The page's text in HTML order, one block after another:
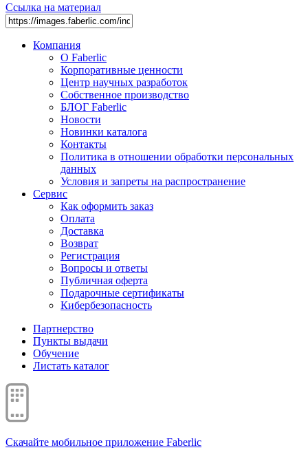
Ссылка на материал
Компания
О Faberlic
Корпоративные ценности
Центр научных разработок
Собственное производство
БЛОГ Faberlic
Новости
Новинки каталога
Контакты
Политика в отношении обработки персональных
данных
Условия и запреты на распространение
Сервис
Как оформить заказ
Оплата
Доставка
Возврат
Регистрация
Вопросы и ответы
Публичная оферта
Подарочные сертификаты
Кибербезопасность
Партнерство
Пункты выдачи
Обучение
Листать каталог
Скачайте мобильное приложение Faberlic